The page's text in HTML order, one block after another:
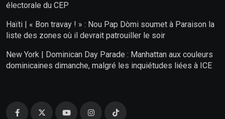
électorale du CEP
Haïti | « Bon travay ! » : Nou Pap Dòmi soumet à Paraison la
liste des zones où il devrait patrouiller le soir
New York | Dominican Day Parade : Manhattan aux couleurs
dominicaines dimanche, malgré les inquiétudes liées à ICE